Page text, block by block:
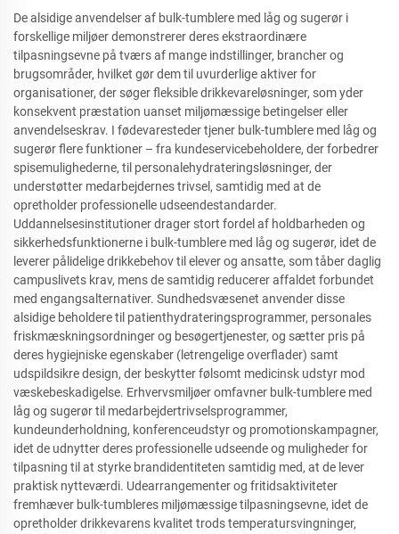
De alsidige anvendelser af bulk-tumblere med låg og sugerør i
forskellige miljøer demonstrerer deres ekstraordinære
tilpasningsevne på tværs af mange indstillinger, brancher og
brugsområder, hvilket gør dem til uvurderlige aktiver for
organisationer, der søger fleksible drikkevareløsninger, som yder
konsekvent præstation uanset miljømæssige betingelser eller
anvendelseskrav. I fødevaresteder tjener bulk-tumblere med låg og
sugerør flere funktioner – fra kundeservicebeholdere, der forbedrer
spisemulighederne, til personalehydrateringsløsninger, der
understøtter medarbejdernes trivsel, samtidig med at de
opretholder professionelle udseendestandarder.
Uddannelsesinstitutioner drager stort fordel af holdbarheden og
sikkerhedsfunktionerne i bulk-tumblere med låg og sugerør, idet de
leverer pålidelige drikkebehov til elever og ansatte, som tåber daglig
campuslivets krav, mens de samtidig reducerer affaldet forbundet
med engangsalternativer. Sundhedsvæsenet anvender disse
alsidige beholdere til patienthydrateringsprogrammer, personales
friskmæskningsordninger og besøgertjenester, og sætter pris på
deres hygiejniske egenskaber (letrengelige overflader) samt
udspildsikre design, der beskytter følsomt medicinsk udstyr mod
væskebeskadigelse. Erhvervsmiljøer omfavner bulk-tumblere med
låg og sugerør til medarbejdertrivselsprogrammer,
kundeunderholdning, konferenceudstyr og promotionskampagner,
idet de udnytter deres professionelle udseende og muligheder for
tilpasning til at styrke brandidentiteten samtidig med, at de lever
praktisk nytteværdi. Udearrangementer og fritidsaktiviteter
fremhæver bulk-tumbleres miljømæssige tilpasningsevne, idet de
opretholder drikkevarens kvalitet trods temperatursvingninger,